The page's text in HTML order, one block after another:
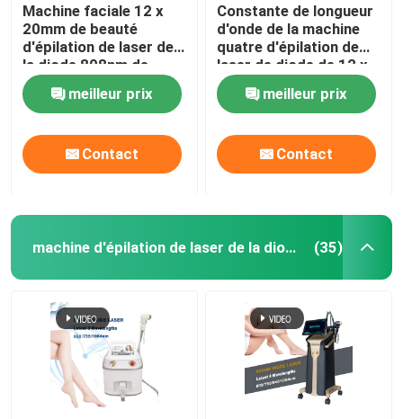
Machine faciale 12 x
20mm de beauté
d'épilation de laser de
la diode 808nm de
dames
meilleur prix
Contact
Constante de longueur
d'onde de la machine
quatre d'épilation de
laser de diode de 12 x
de 35mm pour 808nm à
la maisonmeilleur prix
Contact
machine d'épilation de laser de la diode 808nm (35)